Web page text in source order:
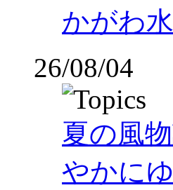
かがわ
26/08/04
夏の風
やかに